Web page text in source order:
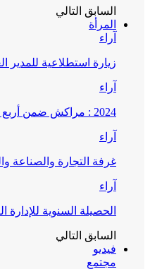
السابق التالي
المرأة
آراء
زيارة استطلاعية للمدير
آراء
2024 : مراكش ضمن أربع مدن بالممكلة سجلت مامجموعه 656 قضية تتعلق بغسيل الأموال
آراء
غرفة التجارة والصناعة
آراء
الحصيلة السنوية للإدارة
السابق التالي
فيديو
مجتمع